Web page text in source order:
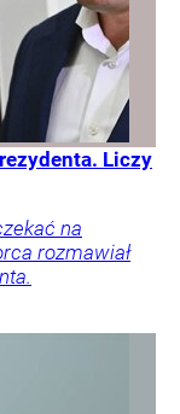
Liczy
na
rozmawiał